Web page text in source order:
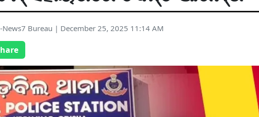
News7 Bureau | December 25, 2025 11:14 AM